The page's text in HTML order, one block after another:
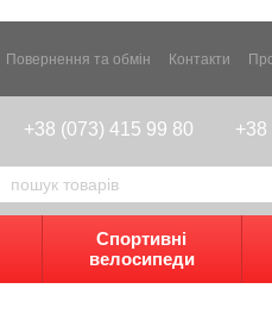
Повернення та обмін Контакти
+38 (073) 415 99 80 +38
Спортивні
велосипеди